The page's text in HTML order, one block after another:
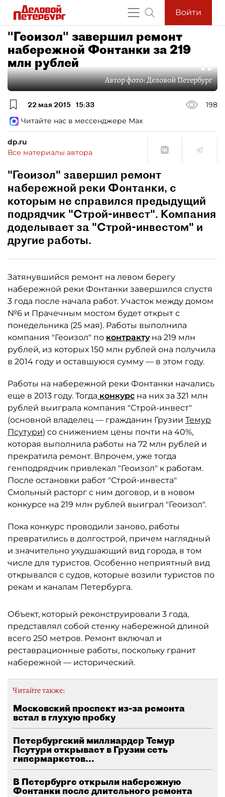
Войти
"Геоизол" завершил ремонт
набережной Фонтанки за 219
млн рублей
Автор фото:Деловой Петербург
22 мая 2015 15:33
198
Читайте нас в мессенджере Max
dp.ru
Все материалы автора
"Геоизол" завершил ремонт
набережной реки Фонтанки, с
которым не справился предыдущий
подрядчик "Строй-инвест". Компания
доделывает за "Строй-инвестом" и
другие работы.
Затянувшийся ремонт на левом берегу
набережной реки Фонтанки завершился спустя
3 года после начала работ. Участок между домом
№6 и Прачечным мостом будет открыт с
понедельника (25 мая). Работы выполнила
компания "Геоизол" по контрактуна 219 млн
рублей, из которых 150 млн рублей она получила
в 2014 году и оставшуюся сумму — в этом году.
Работы на набережной реки Фонтанки начались
еще в 2013 году. Тогда конкурс на них за 321 млн
рублей выиграла компания "Строй-инвест"
(основной владелец — гражданин Грузии Темур
Псутури) со снижением цены почти на 40%,
которая выполнила работы на 72 млн рублей и
прекратила ремонт. Впрочем, уже тогда
генподрядчик привлекал "Геоизол" к работам.
После остановки работ "Строй-инвеста"
Смольный расторг с ним договор, и в новом
конкурсе на 219 млн рублей выиграл "Геоизол".
Пока конкурс проводили заново, работы
превратились в долгострой, причем наглядный
и значительно ухудшающий вид города, в том
числе для туристов. Особенно неприятный вид
открывался с судов, которые возили туристов по
рекам и каналам Петербурга.
Объект, который реконструировали 3 года,
представлял собой стенку набережной длиной
всего 250 метров. Ремонт включал и
реставрационные работы, поскольку гранит
набережной — исторический.
Читайте также:
Московский проспект из-за ремонта
встал в глухую пробку
Петербургский миллиардер Темур
Псутури открывает в Грузии сеть
гипермаркетов...
В Петербурге открыли набережную
Фонтанки после длительного ремонта